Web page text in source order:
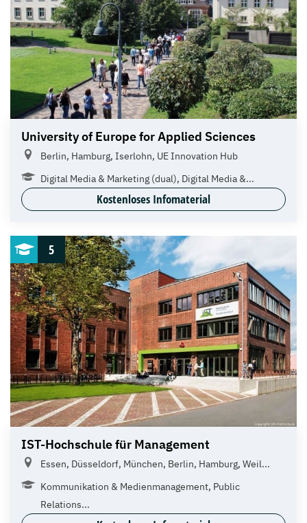
University of Europe for Applied Sciences
Berlin, Hamburg, Iserlohn, UE Innovation Hub
Digital Media & Marketing (dual), Digital Media &...
Kostenloses Infomaterial
5
IST-Hochschule für Management
Essen, Düsseldorf, München, Berlin, Hamburg, Weil...
Kommunikation & Medienmanagement, Public
Relations...